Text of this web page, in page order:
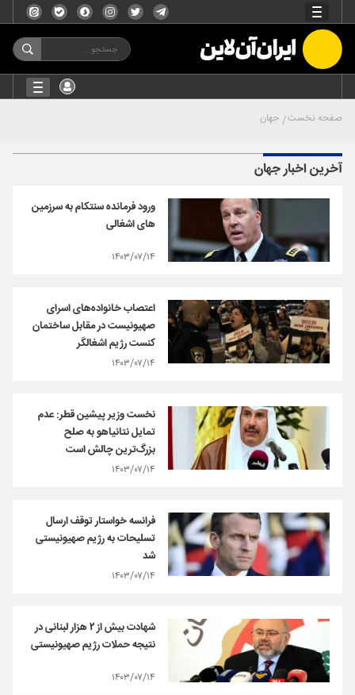
صفحه نخست جهان
آخرین اخبار جهان
ورود فرمانده سنتکام به سرزمین
های اشغالی
۱۴۰۳/۰۷/۱۴
اعتصاب خانواده‌های اسرای
صهیونیست در مقابل ساختمان
کنست رژیم اشغالگر
۱۴۰۳/۰۷/۱۴
نخست وزیر پیشین قطر: عدم
تمایل نتانیاهو به صلح
بزرگ‌ترین چالش است
۱۴۰۳/۰۷/۱۴
فرانسه خواستار توقف ارسال
تسلیحات به رژیم صهیونیستی
شد
۱۴۰۳/۰۷/۱۴
شهادت بیش از ۲ هزار لبنانی در
نتیجه حملات رژیم صهیونیستی
۱۴۰۳/۰۷/۱۴